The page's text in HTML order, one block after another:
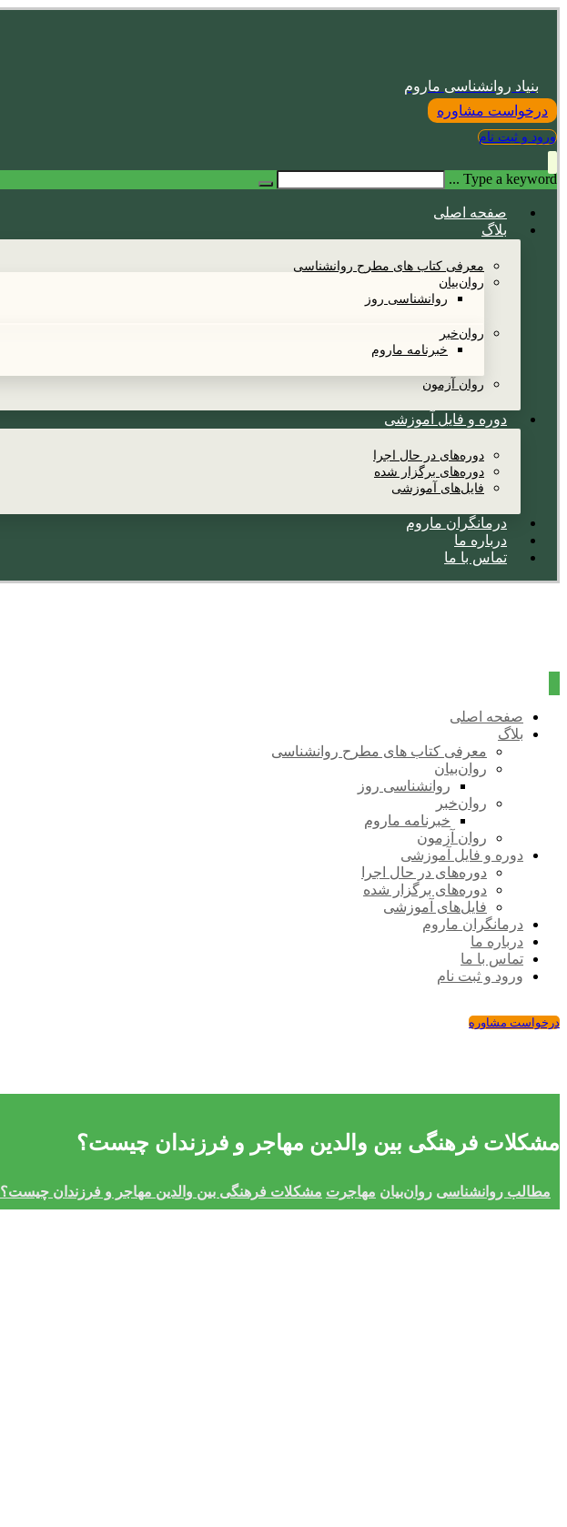
بنیاد روانشناسی ماروم
درخواست مشاوره
ورود و ثبت نام
Type a keyword ...
صفحه اصلی
بلاگ
معرفی کتاب های مطرح روانشناسی
روان‌بیان
روانشناسی روز
روان‌خبر
خبرنامه ماروم
روان آزمون
دوره و فایل آموزشی
دوره‌های در حال اجرا
دوره‌های برگزار شده
فایل‌های آموزشی
درمانگران ماروم
درباره ما
تماس با ما
صفحه اصلی
بلاگ
معرفی کتاب های مطرح روانشناسی
روان‌بیان
روانشناسی روز
روان‌خبر
خبرنامه ماروم
روان آزمون
دوره و فایل آموزشی
دوره‌های در حال اجرا
دوره‌های برگزار شده
فایل‌های آموزشی
درمانگران ماروم
درباره ما
تماس با ما
ورود و ثبت نام
درخواست مشاوره
مشکلات فرهنگی بین والدین مهاجر و فرزندان چیست؟
مطالب روانشناسی روان‌بیان مهاجرت مشکلات فرهنگی بین والدین مهاجر و فرزندان چیست؟